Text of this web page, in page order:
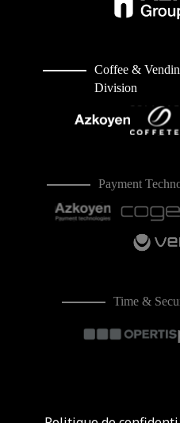
Coffee &
Division
Payment
Time &